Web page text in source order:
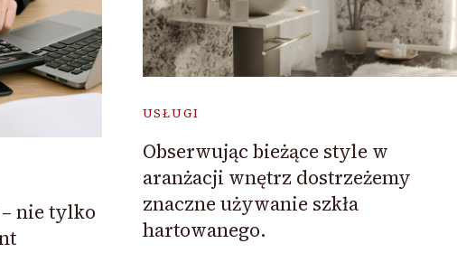
nie tylko
USŁUGI
Obserwując bieżące style w
aranżacji wnętrz dostrzeżemy
znaczne używanie szkła
hartowanego.